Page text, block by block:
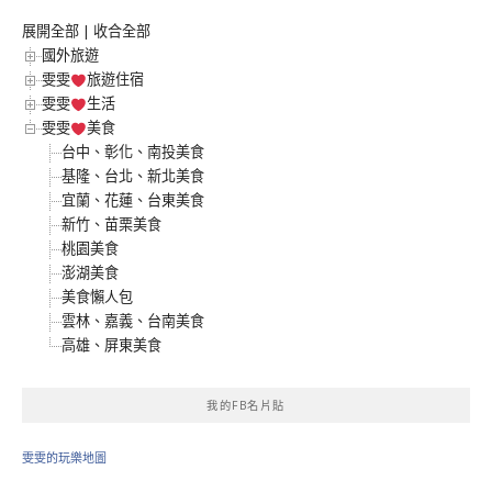
展開全部 | 收合全部
國外旅遊
雯雯
旅遊住宿
雯雯
生活
雯雯
美食
台中、彰化、南投美食
基隆、台北、新北美食
宜蘭、花蓮、台東美食
新竹、苗栗美食
桃園美食
澎湖美食
美食懶人包
雲林、嘉義、台南美食
高雄、屏東美食
我的FB名片貼
雯雯的玩樂地圖